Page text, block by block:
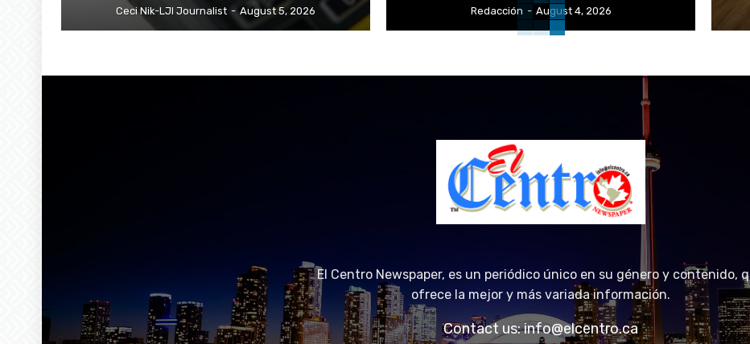
Ceci Nik-LJI Journalist - August 5, 2026 Redacción - August 4, 2026
El Centro Newspaper, es un periódico único en su género y contenido,
ofrece la mejor y más variada información.
Contact us:info@elcentro.ca